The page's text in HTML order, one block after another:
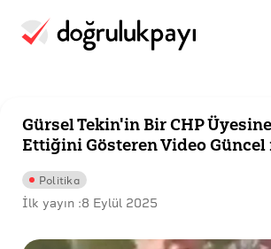
Gürsel Tekin'in Bir CHP
Ettiğini Gösteren Video Güncel
Politika
İlk yayın :8 Eylül 2025